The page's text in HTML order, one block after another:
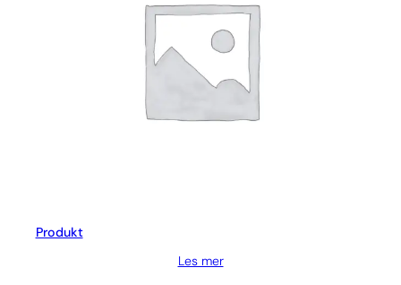
Produkt
Les mer